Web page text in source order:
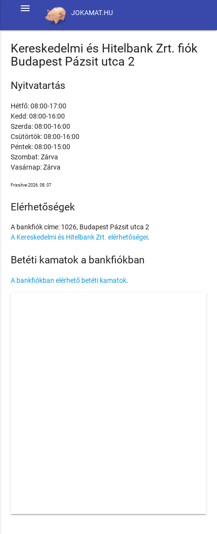
JOKAMAT.HU
menu
Kereskedelmi és Hitelbank Zrt. fiók
Budapest Pázsit utca 2
Nyitvatartás
Hétfő: 08:00-17:00
Kedd: 08:00-16:00
Szerda: 08:00-16:00
Csütörtök: 08:00-16:00
Péntek: 08:00-15:00
Szombat: Zárva
Vasárnap: Zárva
Frissítve:2026. 08. 07
Elérhetőségek
A bankfiók címe: 1026, Budapest Pázsit utca 2
A Kereskedelmi és Hitelbank Zrt. elérhetőségei.
Betéti kamatok a bankfiókban
A bankfiókban elérhető betéti kamatok.